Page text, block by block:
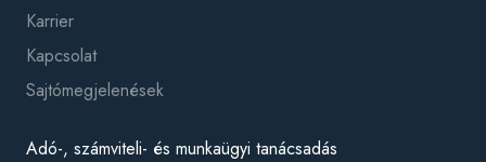
Karrier
Kapcsolat
Sajtómegjelenések
Adó-, számviteli- és munkaügyi tanácsadás